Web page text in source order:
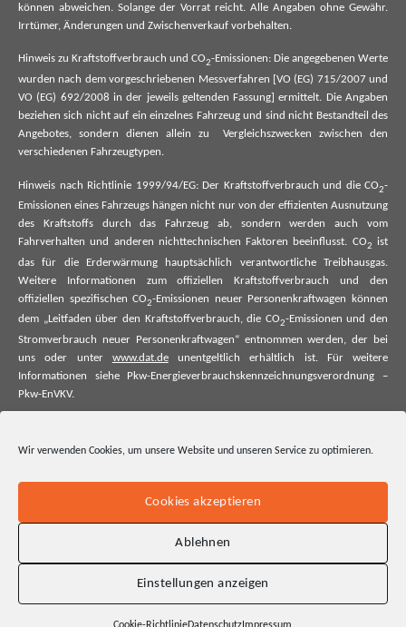
Wir verwenden Cookies, um unsere Website und unseren Service zu optimieren.
Cookies akzeptieren
Ablehnen
Einstellungen anzeigen
können abweichen. Solange der Vorrat reicht. Alle Angaben ohne Gewähr.
Irrtümer, Änderungen und Zwischenverkauf vorbehalten.
Hinweis zu Kraftstoffverbrauch und CO2-Emissionen: Die angegebenen Werte
wurden nach dem vorgeschriebenen Messverfahren [VO (EG) 715/2007 und
VO (EG) 692/2008 in der jeweils geltenden Fassung] ermittelt. Die Angaben
beziehen sich nicht auf ein einzelnes Fahrzeug und sind nicht Bestandteil des
Angebotes, sondern dienen allein zu Vergleichszwecken zwischen den
verschiedenen Fahrzeugtypen.
Hinweis nach Richtlinie 1999/94/EG: Der Kraftstoffverbrauch und die CO2-
Emissionen eines Fahrzeugs hängen nicht nur von der effizienten Ausnutzung
des Kraftstoffs durch das Fahrzeug ab, sondern werden auch vom
Fahrverhalten und anderen nichttechnischen Faktoren beeinflusst. CO2
ist
das für die Erderwärmung hauptsächlich verantwortliche Treibhausgas.
Weitere Informationen zum offiziellen Kraftstoffverbrauch und den
offiziellen spezifischen CO2-Emissionen neuer Personenkraftwagen können
dem „Leitfaden über den Kraftstoffverbrauch, die CO2-Emissionen und den
Stromverbrauch neuer Personenkraftwagen“ entnommen werden, der bei
uns oder unter www.dat.deunentgeltlich erhältlich ist. Für weitere
Informationen siehe Pkw-Energieverbrauchskennzeichnungsverordnung –
Pkw-EnVKV.
offiziellen spezifischen CO₂-Emissionen und ggf. zum Stromverbrauch neuer
offiziellen spezifischen CO₂-Emissionen und den offiziellen Stromverbrauch
neuer Pkw entnommen werden. Dieser ist an allen Verkaufsstellen und bei
der Deutschen Automobil Treuhand GmbH unentgeltlich erhältlich, sowie